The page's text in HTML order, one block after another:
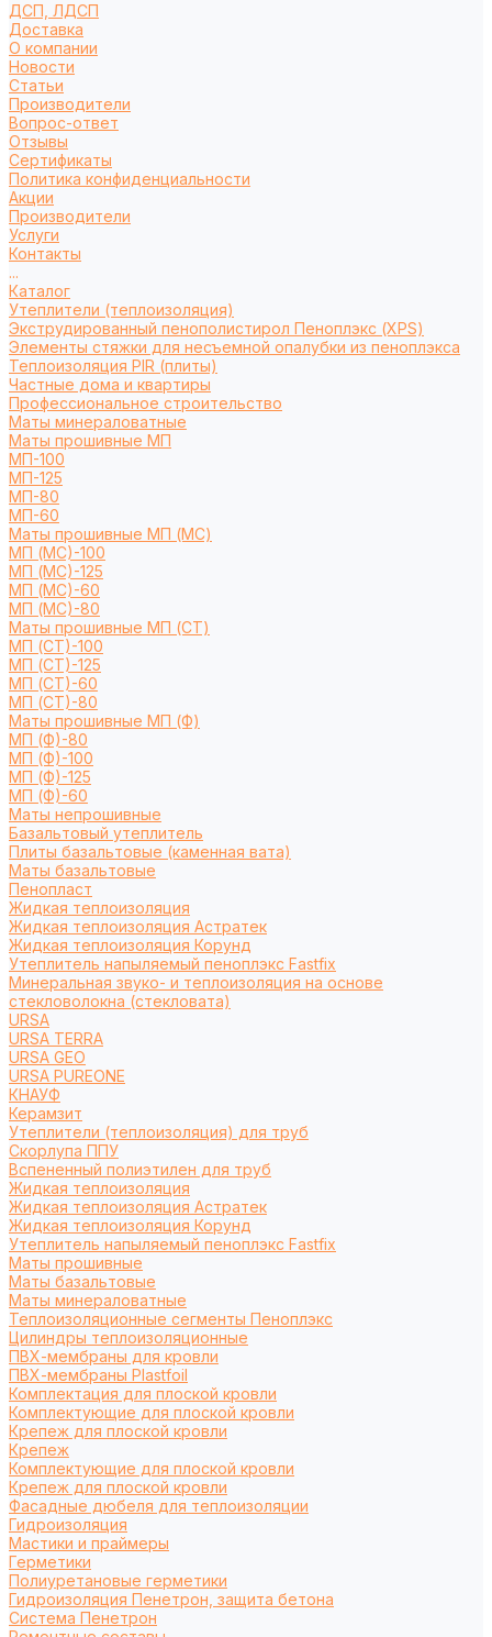
ДСП, ЛДСП
Доставка
О компании
Новости
Статьи
Производители
Вопрос-ответ
Отзывы
Сертификаты
Политика конфиденциальности
Акции
Производители
Услуги
Контакты
...
Каталог
Утеплители (теплоизоляция)
Экструдированный пенополистирол Пеноплэкс (XPS)
Элементы стяжки для несъемной опалубки из пеноплэкса
Теплоизоляция PIR (плиты)
Частные дома и квартиры
Профессиональное строительство
Маты минераловатные
Маты прошивные МП
МП-100
МП-125
МП-80
МП-60
Маты прошивные МП (МС)
МП (МС)-100
МП (МС)-125
МП (МС)-60
МП (МС)-80
Маты прошивные МП (СТ)
МП (СТ)-100
МП (СТ)-125
МП (СТ)-60
МП (СТ)-80
Маты прошивные МП (Ф)
МП (Ф)-80
МП (Ф)-100
МП (Ф)-125
МП (Ф)-60
Маты непрошивные
Базальтовый утеплитель
Плиты базальтовые (каменная вата)
Маты базальтовые
Пенопласт
Жидкая теплоизоляция
Жидкая теплоизоляция Астратек
Жидкая теплоизоляция Корунд
Утеплитель напыляемый пеноплэкс Fastfix
Минеральная звуко- и теплоизоляция на основе
стекловолокна (стекловата)
URSA
URSA TERRA
URSA GEO
URSA PUREONE
КНАУФ
Керамзит
Утеплители (теплоизоляция) для труб
Cкорлупа ППУ
Вспененный полиэтилен для труб
Жидкая теплоизоляция
Жидкая теплоизоляция Астратек
Жидкая теплоизоляция Корунд
Утеплитель напыляемый пеноплэкс Fastfix
Маты прошивные
Маты базальтовые
Маты минераловатные
Теплоизоляционные сегменты Пеноплэкс
Цилиндры теплоизоляционные
ПВХ-мембраны для кровли
ПВХ-мембраны Plastfoil
Комплектация для плоской кровли
Комплектующие для плоской кровли
Крепеж для плоской кровли
Крепеж
Комплектующие для плоской кровли
Крепеж для плоской кровли
Фасадные дюбеля для теплоизоляции
Гидроизоляция
Мастики и праймеры
Герметики
Полиуретановые герметики
Гидроизоляция Пенетрон, защита бетона
Система Пенетрон